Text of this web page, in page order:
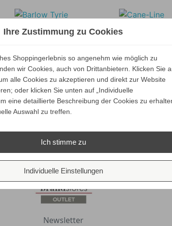
Newsletter
Ihre Zustimmung zu Cookies
Shoppingerlebnis so angenehm wie möglich zu
wir Cookies, auch von Drittanbietern. Klicken Sie
um alle Cookies zu akzeptieren und direkt zur Website
oder klicken Sie unten auf „Individuelle
eine detaillierte Beschreibung der Cookies zu
Auswahl zu treffen.
Ich stimme zu
Individuelle Einstellungen